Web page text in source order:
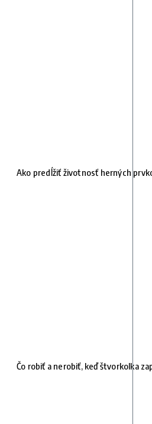
Ako predĺžiť životnosť herných
Čo robiť a nerobiť, keď štvorkolka